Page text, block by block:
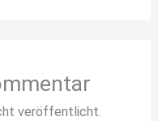
veröffentlicht.